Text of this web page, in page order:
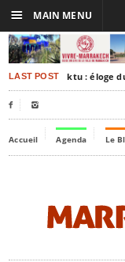
LAST POSTTimbuktu : éloge
 
Accueil Agenda Le
☰ MAIN MENU